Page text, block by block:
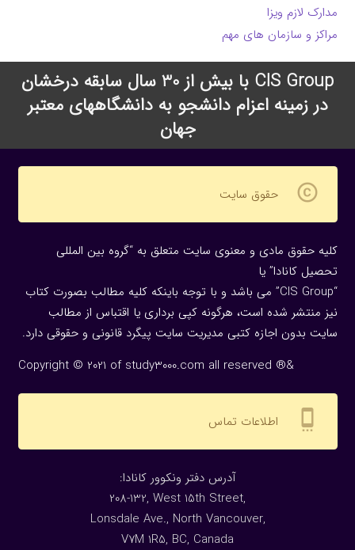
مدارک لازم ویزا
مراکز و سازمان های مهم
CIS Group با بیش از 30 سال سابقه درخشان
در زمینه اعزام دانشجو به دانشگاههای معتبر
جهان
copyright حقوق سایت
کلیه حقوق مادی و معنوی سایت متعلق به “گروه بین المللی
تحصیل کانادا” یا
“CIS Group” می باشد و با توجه باینکه کلیه مطالب بصورت کتاب
نیز منتشر شده است، هرگونه كپی برداری یا اقتباس از مطالب
سایت بدون اجازه كتبی مدیریت سایت پیگرد قانونی و حقوقی دارد.
Copyright © 2021 of study3000.com all reserved ®&
settings_cell اطلاعات تماس
:آدرس دفتر ونکوور کانادا
208-132, West 15th Street,
Lonsdale Ave., North Vancouver,
V7M 1R5, BC, Canada